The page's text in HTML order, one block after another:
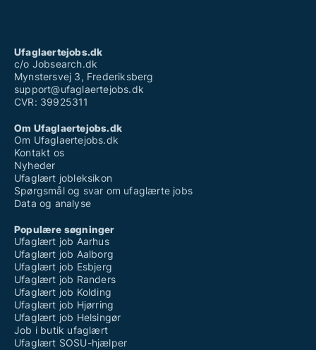
Ufaglært sosu vikar løn
Vikar på skole ufaglært
Ufaglaertejobs.dk
c/o Jobsearch.dk
Mynstersvej 3, Frederiksberg
support@ufaglaertejobs.dk
CVR: 39925311
Om Ufaglaertejobs.dk
Om Ufaglaertejobs.dk
Kontakt os
Nyheder
Ufaglært jobleksikon
Spørgsmål og svar om ufaglærte jobs
Data og analyse
Populære søgninger
Ufaglært job Aarhus
Ufaglært job Aalborg
Ufaglært job Esbjerg
Ufaglært job Randers
Ufaglært job Kolding
Ufaglært job Hjørring
Ufaglært job Helsingør
Job i butik ufaglært
Ufaglært SOSU-hjælper